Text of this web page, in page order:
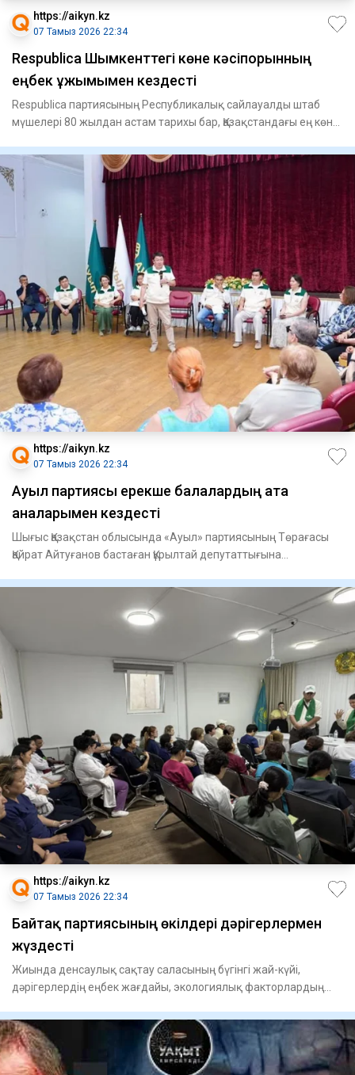
https://aikyn.kz
07 Тамыз 2026 22:34
Respublica Шымкенттегі көне кәсіпорынның
еңбек ұжымымен кездесті
Respublica партиясының Республикалық сайлауалды штаб
мүшелері 80 жылдан астам тарихы бар, Қазақстандағы ең көне
https://aikyn.kz
07 Тамыз 2026 22:34
Ауыл партиясы ерекше балалардың ата
аналарымен кездесті
Шығыс Қазақстан облысында «Ауыл» партиясының Төрағасы
Қайрат Айтуғанов бастаған Құрылтай депутаттығына
https://aikyn.kz
07 Тамыз 2026 22:34
Байтақ партиясының өкілдері дәрігерлермен
жүздесті
Жиында денсаулық сақтау саласының бүгінгі жай-күйі,
дәрігерлердің еңбек жағдайы, экологиялық факторлардың